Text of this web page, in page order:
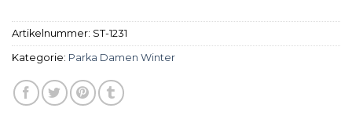
Artikelnummer: ST-1231
Kategorie: Parka Damen Winter